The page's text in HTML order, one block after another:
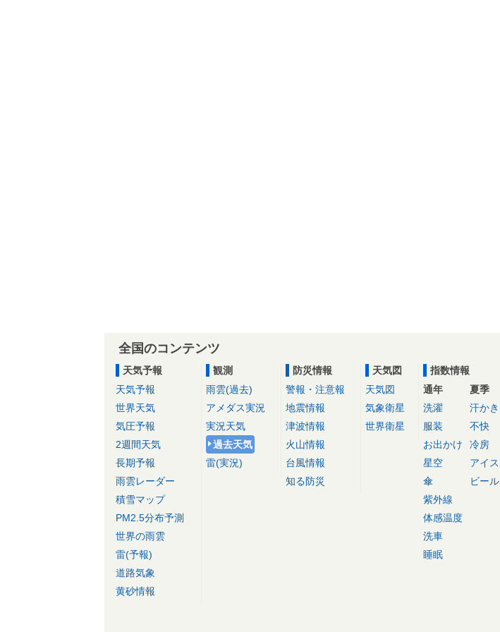
全国のコンテンツ
天気予報
天気予報
世界天気
気圧予報
2週間天気
長期予報
雨雲レーダー
積雪マップ
PM2.5分布予測
世界の雨雲
雷(予報)
道路気象
黄砂情報
観測
雨雲(過去)
アメダス実況
実況天気
過去天気
雷(実況)
防災情報
警報・注意報
地震情報
津波情報
火山情報
台風情報
知る防災
天気図
天気図
気象衛星
世界衛星
指数情報
通年
洗濯
服装
お出かけ
星空
傘
紫外線
体感温度
洗車
睡眠
夏季
汗かき
不快
冷房
アイス
ビール